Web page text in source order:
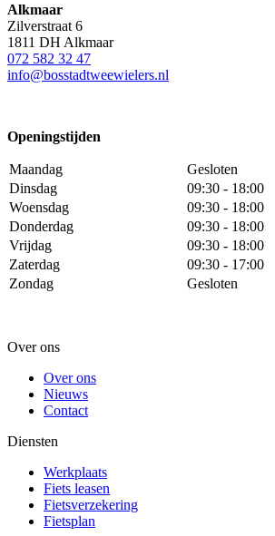
Alkmaar
Zilverstraat 6
1811 DH Alkmaar
072 582 32 47
info@bosstadtweewielers.nl
Openingstijden
Maandag
Gesloten
Dinsdag
09:30 - 18:00
Woensdag
09:30 - 18:00
Donderdag
09:30 - 18:00
Vrijdag
09:30 - 18:00
Zaterdag
09:30 - 17:00
Zondag
Gesloten
Over ons
Over ons
Nieuws
Contact
Diensten
Werkplaats
Fiets leasen
Fietsverzekering
Fietsplan